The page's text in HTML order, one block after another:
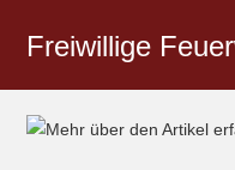
Freiwillige